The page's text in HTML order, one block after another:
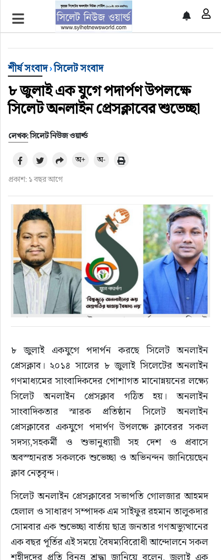
প্রচ্ছদ
সিলেট সংবাদ
জাতীয়
আন্তর্জাতিক
গণমাধ্যম
সারাদেশ
রাজনীতি
এক্সক্লুসিভ
তথ্য ও প্রযুক্তি
প্রেস বিজ্ঞপ্তি
ফিচার
খেলাধুলা
বিনোদন
সাক্ষাৎকার
সাহিত্য
শীর্ষ সংবাদ›সিলেট সংবাদ
৮ জুলাই এক যুগে পদার্পণ উপলক্ষে
সিলেট অনলাইন প্রেসক্লাবের শুভেচ্ছা
লেখক: সিলেট নিউজ ওয়ার্ল্ড
প্রকাশ: ১ বছর আগে
অ+ অ-
৮ জুলাই একযুগে পদার্পন করছে সিলেট অনলাইন
প্রেসক্লাব। ২০১৪ সালের ৮ জুলাই সিলেটের অনলাইন
গণমাধ্যমের সাংবাদিকদের পোশাগত মানোন্নয়নের লক্ষ্যে
সিলেট অনলাইন প্রেসক্লাব গঠিত হয়। অনলাইন
সাংবাদিকতার স্মারক প্রতিষ্ঠান সিলেট অনলাইন
প্রেসক্লাবের একযুগে পদার্পণ উপলক্ষে ক্লাবেরর সকল
সদস্য,সহকর্মী ও শুভানুধ্যায়ী সহ দেশ ও প্রবাসে
অবস্হানরত সকলকে শুভেচ্ছা ও অভিনন্দন জানিয়েছেন
ক্লাব নেতৃবৃন্দ।
সিলেট অনলাইন প্রেসক্লাবের সভাপতি গোলজার আহমদ
হেলাল ও সাধারণ সম্পাদক এম সাইফুর রহমান তালুকদার
সোমবার এক শুভেচ্ছা বার্তায় ছাত্র জনতার গণঅভ্যুত্থানের
এক বছর পূর্তির এই সময়ে বৈষম্যবিরোধী আন্দোলনে সকল
শহীদদের প্রতি বিনম্র শ্রদ্ধা জানিয়ে বলেন, জুলাই এক